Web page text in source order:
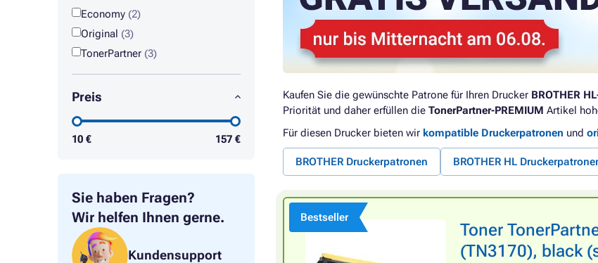
Economy (2)
Original (3)
TonerPartner (3)
Preis
10 € 157 €
Sie haben Fragen?
Wir helfen Ihnen gerne.
Kundensupport
Kaufen Sie die gewünschte Patrone für Ihren Drucker BROTHER
Priorität und daher erfüllen die TonerPartner-PREMIUM Artikel
Für diesen Drucker bieten wir kompatible Druckerpatronen und
BROTHER Druckerpatronen BROTHER HL
Bestseller
Toner
(TN3170), black